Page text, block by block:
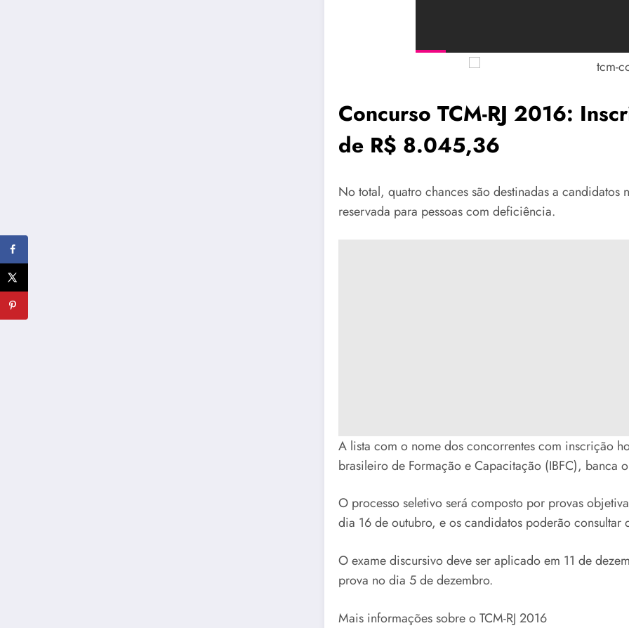
Concurso TCM-RJ 2016:
de R$ 8.045,36
No total, quatro chances são destinadas a
reservada para pessoas com deficiência.
A lista com o nome dos concorrentes com inscrição
brasileiro de Formação e Capacitação (IBFC), banca
O processo seletivo será composto por provas
dia 16 de outubro, e os candidatos poderão
O exame discursivo deve ser aplicado em 11 de
prova no dia 5 de dezembro.
Mais informações sobre o TCM-RJ 2016